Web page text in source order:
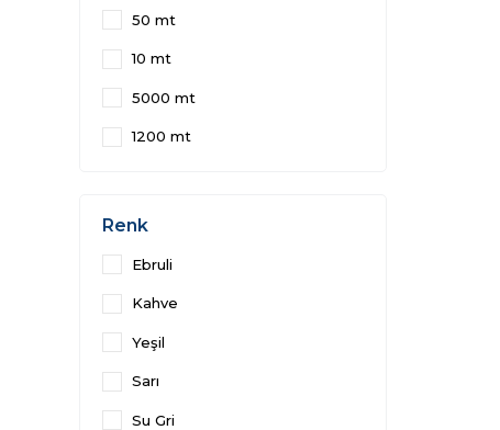
50 mt
10 mt
5000 mt
1200 mt
Renk
Ebruli
Kahve
Yeşil
Sarı
Su Gri